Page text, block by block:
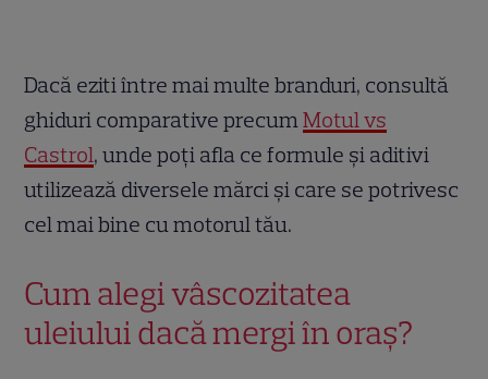
Dacă eziti între mai multe branduri, consultă
ghiduri comparative precumMotul vs
Castrol, unde poți afla ce formule și aditivi
utilizează diversele mărci și care se potrivesc
cel mai bine cu motorul tău.
Cum alegi vâscozitatea
uleiului dacă mergi în oraș?